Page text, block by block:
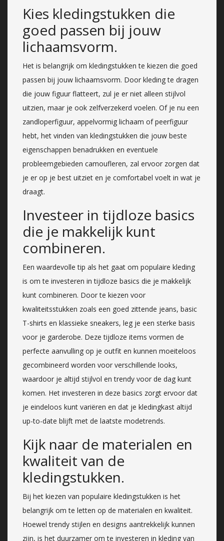
Kies kledingstukken die
goed passen bij jouw
lichaamsvorm.
Het is belangrijk om kledingstukken te kiezen die goed
passen bij jouw lichaamsvorm. Door kleding te dragen
die jouw figuur flatteert, zul je er niet alleen stijlvol
uitzien, maar je ook zelfverzekerd voelen. Of je nu een
zandloperfiguur, appelvormig lichaam of peerfiguur
hebt, het vinden van kledingstukken die jouw beste
eigenschappen benadrukken en eventuele
probleemgebieden camoufleren, zal ervoor zorgen dat
je er op je best uitziet en je comfortabel voelt in wat je
draagt.
Investeer in tijdloze basics
die je makkelijk kunt
combineren.
Een waardevolle tip als het gaat om populaire kleding
is om te investeren in tijdloze basics die je makkelijk
kunt combineren. Door te kiezen voor
kwaliteitsstukken zoals een goed zittende jeans, basic
T-shirts en klassieke sneakers, leg je een sterke basis
voor je garderobe. Deze tijdloze items vormen de
perfecte aanvulling op je outfit en kunnen moeiteloos
gecombineerd worden voor verschillende looks,
waardoor je altijd stijlvol en trendy voor de dag kunt
komen. Het investeren in deze basics zorgt ervoor dat
je eindeloos kunt variëren en dat je kledingkast altijd
up-to-date blijft met de laatste modetrends.
Kijk naar de materialen en
kwaliteit van de
kledingstukken.
Bij het kiezen van populaire kledingstukken is het
belangrijk om te letten op de materialen en kwaliteit.
Hoewel trendy stijlen en designs aantrekkelijk kunnen
zijn, is het duurzamer om te investeren in kleding van